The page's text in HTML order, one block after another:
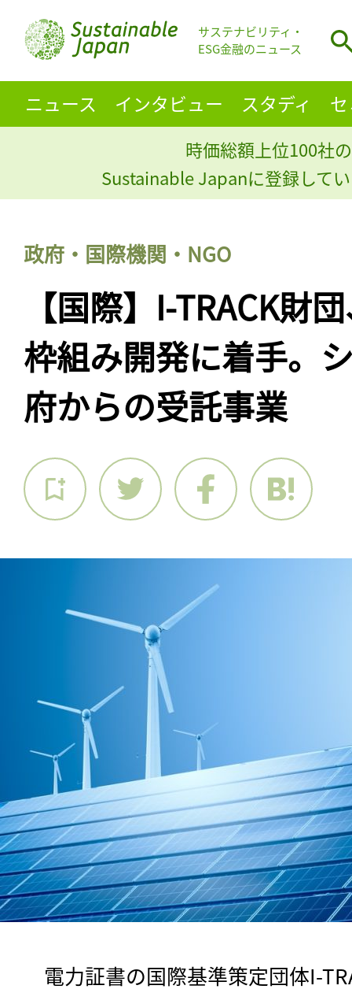
サステナビリティ・
ESG金融のニュース
ニュース インタビュー スタディ
時価総額上位100社
Sustainable Japanに登録して
政府・国際機関・NGO
【国際】I-TRACK財
枠組み開発に着手。
府からの受託事業
電力証書の国際基準策定団体I-